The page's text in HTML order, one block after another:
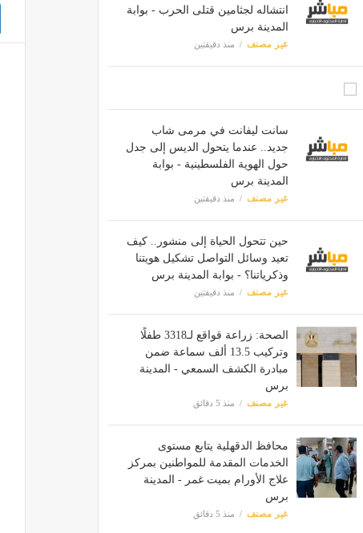
انتشاله لجثامين قتلى الحرب - بوابة
المدينة برس
غير مصنف منذ دقيقتين
سانت ليفانت في مرمى شاب
جديد.. عندما يتحول الديس إلى جدل
حول الهوية الفلسطينية - بوابة
المدينة برس
غير مصنف منذ دقيقتين
حين تتحول الحياة إلى منشور.. كيف
تعيد وسائل التواصل تشكيل هويتنا
وذكرياتنا؟ - بوابة المدينة برس
غير مصنف منذ دقيقتين
الصحة: زراعة قواقع لـ3318 طفلًا
وتركيب 13.5 ألف سماعة ضمن
مبادرة الكشف السمعي - المدينة
برس
غير مصنف منذ 5 دقائق
محافظ الدقهلية يتابع مستوى
الخدمات المقدمة للمواطنين بمركز
علاج الأورام بميت غمر - المدينة
برس
غير مصنف منذ 5 دقائق